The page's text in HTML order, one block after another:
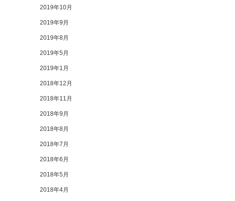
2019年10月
2019年9月
2019年8月
2019年5月
2019年1月
2018年12月
2018年11月
2018年9月
2018年8月
2018年7月
2018年6月
2018年5月
2018年4月